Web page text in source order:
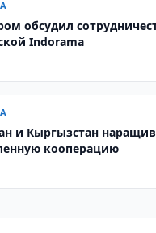
обсудил
Indorama
и Кыргызстан
кооперацию